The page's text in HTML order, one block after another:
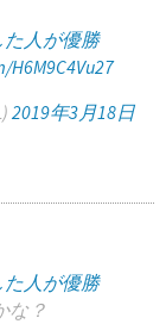
人が優勝
2019年3月18日
人が優勝
な？